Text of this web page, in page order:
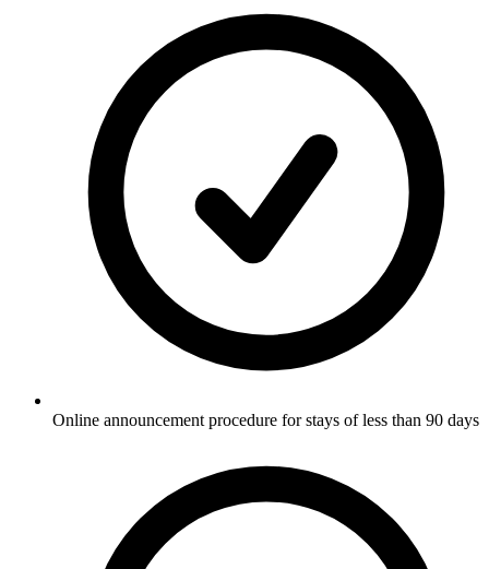
Online announcement procedure for stays of less than 90 days